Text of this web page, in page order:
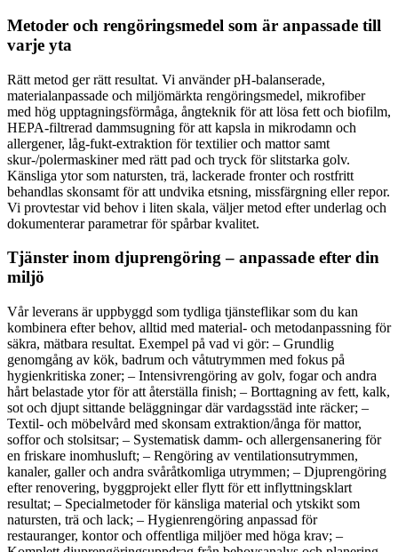
Metoder och rengöringsmedel som är anpassade till
varje yta
Rätt metod ger rätt resultat. Vi använder pH-balanserade,
materialanpassade och miljömärkta rengöringsmedel, mikrofiber
med hög upptagningsförmåga, ångteknik för att lösa fett och biofilm,
HEPA-filtrerad dammsugning för att kapsla in mikrodamn och
allergener, låg-fukt-extraktion för textilier och mattor samt
skur-/polermaskiner med rätt pad och tryck för slitstarka golv.
Känsliga ytor som natursten, trä, lackerade fronter och rostfritt
behandlas skonsamt för att undvika etsning, missfärgning eller repor.
Vi provtestar vid behov i liten skala, väljer metod efter underlag och
dokumenterar parametrar för spårbar kvalitet.
Tjänster inom djuprengöring – anpassade efter din
miljö
Vår leverans är uppbyggd som tydliga tjänsteflikar som du kan
kombinera efter behov, alltid med material- och metodanpassning för
säkra, mätbara resultat. Exempel på vad vi gör: – Grundlig
genomgång av kök, badrum och våtutrymmen med fokus på
hygienkritiska zoner; – Intensivrengöring av golv, fogar och andra
hårt belastade ytor för att återställa finish; – Borttagning av fett, kalk,
sot och djupt sittande beläggningar där vardagsstäd inte räcker; –
Textil- och möbelvård med skonsam extraktion/ånga för mattor,
soffor och stolsitsar; – Systematisk damm- och allergensanering för
en friskare inomhusluft; – Rengöring av ventilationsutrymmen,
kanaler, galler och andra svåråtkomliga utrymmen; – Djuprengöring
efter renovering, byggprojekt eller flytt för ett inflyttningsklart
resultat; – Specialmetoder för känsliga material och ytskikt som
natursten, trä och lack; – Hygienrengöring anpassad för
restauranger, kontor och offentliga miljöer med höga krav; –